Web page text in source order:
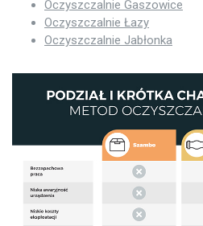
Oczyszczalnie Gaszowice
Oczyszczalnie Łazy
Oczyszczalnie Jabłonka